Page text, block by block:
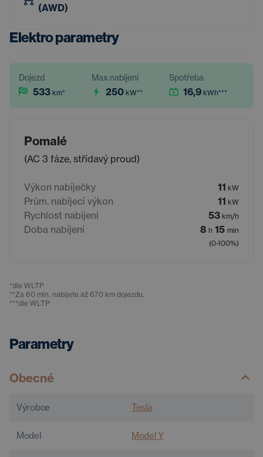
(AWD)
Elektro parametry
Dojezd
533 km*
Max.nabíjení
250 kW**
Spotřeba
16,9 kWh***
Pomalé
(AC 3 fáze, střídavý proud)
Výkon nabíječky 11 kW
Prům. nabíjecí výkon 11 kW
Rychlost nabíjení 53 km/h
Doba nabíjení 8 h 15 min
(0-100%)
*dle WLTP
**Za 60 min. nabijete až 670 km dojezdu.
***dle WLTP
Parametry
Obecné
Výrobce Tesla
Model Model Y